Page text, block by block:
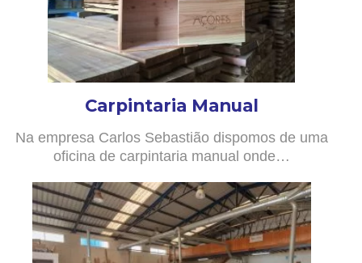
Carpintaria Manual
Na empresa Carlos Sebastião dispomos de uma
oficina de carpintaria manual onde…